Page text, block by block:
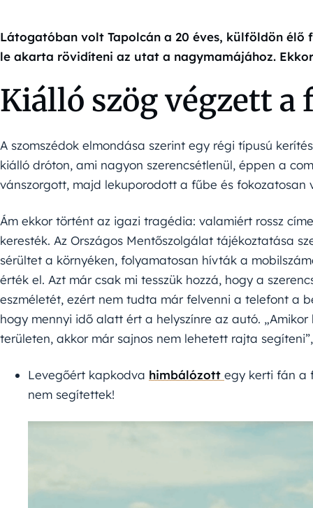
Látogatóban volt Tapolcán a 20 éves, külföldön
le akarta rövidíteni az utat a nagymamájához.
Kiálló szög végzett
A szomszédok elmondása szerint egy régi típusú
kiálló dróton, ami nagyon szerencsétlenül, éppen a
vánszorgott, majd lekuporodott a fűbe és
Ám ekkor történt az igazi tragédia: valamiért rossz
keresték. Az Országos Mentőszolgálat tájékoztatása
sérültet a környéken, folyamatosan hívták a
érték el. Azt már csak mi tesszük hozzá, hogy a
eszméletét, ezért nem tudta már felvenni a telefont a
hogy mennyi idő alatt ért a helyszínre az autó.
területen, akkor már sajnos nem lehetett rajta
Levegőért kapkodva himbálózott egy kerti fán a
nem segítettek!